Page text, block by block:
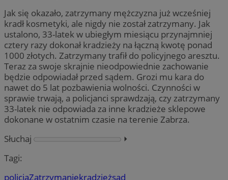
Jak się okazało, zatrzymany mężczyzna już wcześniej
kradł kosmetyki, ale nigdy nie został zatrzymany. Jak
ustalono, 33-latek w ubiegłym miesiącu przynajmniej
cztery razy dokonał kradzieży na łączną kwotę ponad
1000 złotych. Zatrzymany trafił do policyjnego aresztu.
Teraz za swoje skrajnie nieodpowiednie zachowanie
będzie odpowiadał przed sądem. Grozi mu kara do
nawet do 5 lat pozbawienia wolności. Czynności w
sprawie trwają, a policjanci sprawdzają, czy zatrzymany
33-latek nie odpowiada za inne kradzieże sklepowe
dokonane w ostatnim czasie na terenie Zabrza.
Słuchaj
⏵︎
Tagi:
policjaZatrzymaniekradzieżsąd